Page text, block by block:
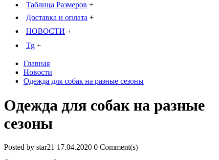
Таблица Размеров +
Доставка и оплата +
НОВОСТИ +
Tg +
Главная
Новости
Одежда для собак на разные сезоны
Одежда для собак на разные
сезоны
Posted by star21 17.04.2020 0 Comment(s)